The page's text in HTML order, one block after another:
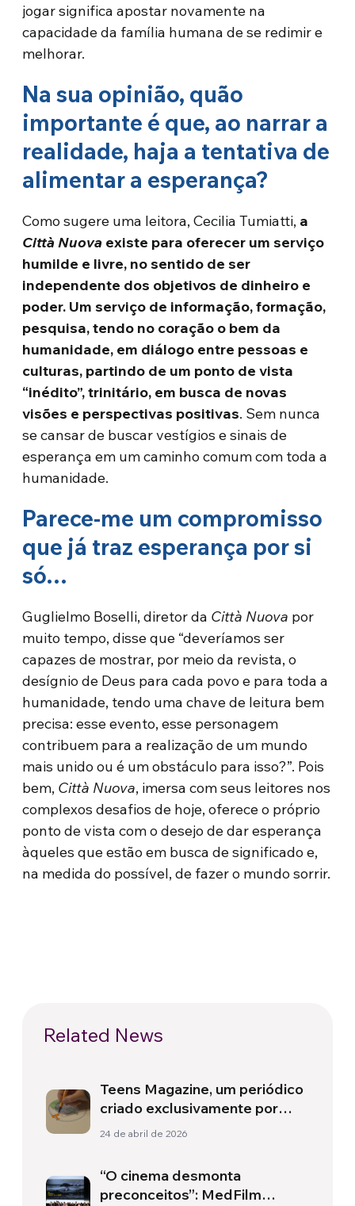
jogar significa apostar novamente na
capacidade da família humana de se redimir e
melhorar.
Na sua opinião, quão
importante é que, ao narrar a
realidade, haja a tentativa de
alimentar a esperança?
Como sugere uma leitora, Cecilia Tumiatti, a
Città Nuova existe para oferecer um serviço
humilde e livre, no sentido de ser
independente dos objetivos de dinheiro e
poder. Um serviço de informação, formação,
pesquisa, tendo no coração o bem da
humanidade, em diálogo entre pessoas e
culturas, partindo de um ponto de vista
“inédito”, trinitário, em busca de novas
visões e perspectivas positivas. Sem nunca
se cansar de buscar vestígios e sinais de
esperança em um caminho comum com toda a
humanidade.
Parece-me um compromisso
que já traz esperança por si
só…
Guglielmo Boselli, diretor da Città Nuova por
muito tempo, disse que “deveríamos ser
capazes de mostrar, por meio da revista, o
desígnio de Deus para cada povo e para toda a
humanidade, tendo uma chave de leitura bem
precisa: esse evento, esse personagem
contribuem para a realização de um mundo
mais unido ou é um obstáculo para isso?”. Pois
bem, Città Nuova, imersa com seus leitores nos
complexos desafios de hoje, oferece o próprio
ponto de vista com o desejo de dar esperança
àqueles que estão em busca de significado e,
na medida do possível, de fazer o mundo sorrir.
Related News
Teens Magazine, um periódico
criado exclusivamente por
adolescentes com uma
24 de abril de 2026
“O cinema desmonta
preconceitos”: MedFilm